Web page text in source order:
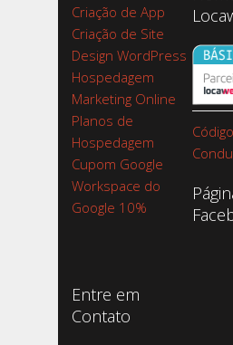
Criação de App
Criação de Site
Design WordPress
Hospedagem
Marketing Online
Planos de
Hospedagem
Cupom Google
Workspace do
Google 10%
Entre em
Contato